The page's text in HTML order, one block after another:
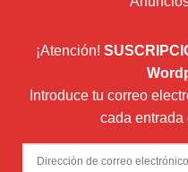
¡Atención!
Introduce tu correo
cada entrada
Dirección